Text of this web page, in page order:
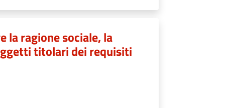
ragione sociale, la
titolari dei requisiti